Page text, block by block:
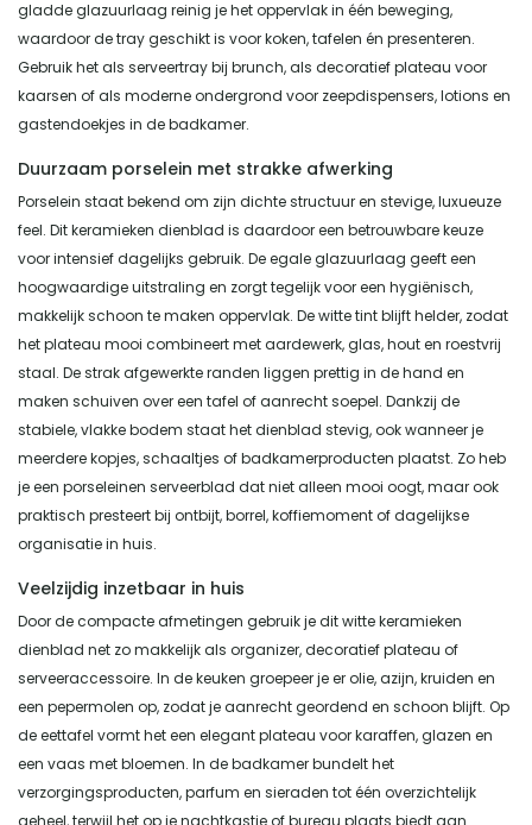
gladde glazuurlaag reinig je het oppervlak in één beweging,
waardoor de tray geschikt is voor koken, tafelen én presenteren.
Gebruik het als serveertray bij brunch, als decoratief plateau voor
kaarsen of als moderne ondergrond voor zeepdispensers, lotions en
gastendoekjes in de badkamer.
Duurzaam porselein met strakke afwerking
Porselein staat bekend om zijn dichte structuur en stevige, luxueuze
feel. Dit keramieken dienblad is daardoor een betrouwbare keuze
voor intensief dagelijks gebruik. De egale glazuurlaag geeft een
hoogwaardige uitstraling en zorgt tegelijk voor een hygiënisch,
makkelijk schoon te maken oppervlak. De witte tint blijft helder, zodat
het plateau mooi combineert met aardewerk, glas, hout en roestvrij
staal. De strak afgewerkte randen liggen prettig in de hand en
maken schuiven over een tafel of aanrecht soepel. Dankzij de
stabiele, vlakke bodem staat het dienblad stevig, ook wanneer je
meerdere kopjes, schaaltjes of badkamerproducten plaatst. Zo heb
je een porseleinen serveerblad dat niet alleen mooi oogt, maar ook
praktisch presteert bij ontbijt, borrel, koffiemoment of dagelijkse
organisatie in huis.
Veelzijdig inzetbaar in huis
Door de compacte afmetingen gebruik je dit witte keramieken
dienblad net zo makkelijk als organizer, decoratief plateau of
serveeraccessoire. In de keuken groepeer je er olie, azijn, kruiden en
een pepermolen op, zodat je aanrecht geordend en schoon blijft. Op
de eettafel vormt het een elegant plateau voor karaffen, glazen en
een vaas met bloemen. In de badkamer bundelt het
verzorgingsproducten, parfum en sieraden tot één overzichtelijk
geheel, terwijl het op je nachtkastje of bureau plaats biedt aan